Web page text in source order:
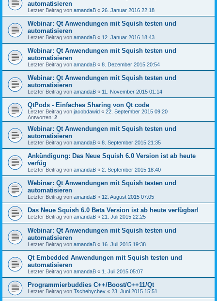
automatisieren
Letzter Beitrag von amandaB « 26. Januar 2016 22:18
Webinar: Qt Anwendungen mit Squish testen und
automatisieren
Letzter Beitrag von amandaB « 12. Januar 2016 18:43
Webinar: Qt Anwendungen mit Squish testen und
automatisieren
Letzter Beitrag von amandaB « 8. Dezember 2015 20:54
Webinar: Qt Anwendungen mit Squish testen und
automatisieren
Letzter Beitrag von amandaB « 11. November 2015 01:14
QtPods - Einfaches Sharing von Qt code
Letzter Beitrag von jacobdawid « 22. September 2015 09:20
Antworten: 2
Webinar: Qt Anwendungen mit Squish testen und
automatisieren
Letzter Beitrag von amandaB « 8. September 2015 21:35
Ankündigung: Das Neue Squish 6.0 Version ist ab heute
verfüg
Letzter Beitrag von amandaB « 2. September 2015 18:40
Webinar: Qt Anwendungen mit Squish testen und
automatisieren
Letzter Beitrag von amandaB « 12. August 2015 07:05
Das Neue Squish 6.0 Beta Version ist ab heute verfügbar!
Letzter Beitrag von amandaB « 21. Juli 2015 22:25
Webinar: Qt Anwendungen mit Squish testen und
automatisieren
Letzter Beitrag von amandaB « 16. Juli 2015 19:38
Qt Embedded Anwendungen mit Squish testen und
automatisieren
Letzter Beitrag von amandaB « 1. Juli 2015 05:07
Programmierbuddies C++/Boost/C++11/Qt
Letzter Beitrag von Tschebychev « 23. Juni 2015 15:51